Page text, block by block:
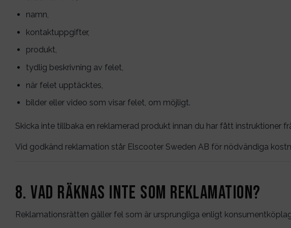
namn,
kontaktuppgifter,
produkt,
tydlig beskrivning av felet,
när felet upptäcktes,
bilder eller video som visar felet, om möjligt.
Skicka inte tillbaka en reklamerad produkt innan du har fått instruktioner
Vid godkänd reklamation står Elscooter Sweden AB för nödvändiga
8. Vad räknas inte som reklamation?
Reklamationsrätten gäller fel som är ursprungliga enligt